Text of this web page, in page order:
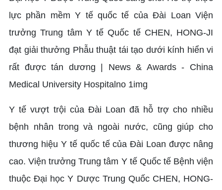
Y tế vượt trội của Đài Loan đã hỗ trợ cho nhiều
bệnh nhân trong và ngoài nước, cũng giúp cho
thương hiệu Y tế quốc tế của Đài Loan được nâng
cao. Viện trưởng Trung tâm Y tế Quốc tế Bệnh viện
thuộc Đại học Y Dược Trung Quốc CHEN, HONG-